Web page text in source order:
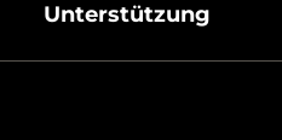
Unterstützung